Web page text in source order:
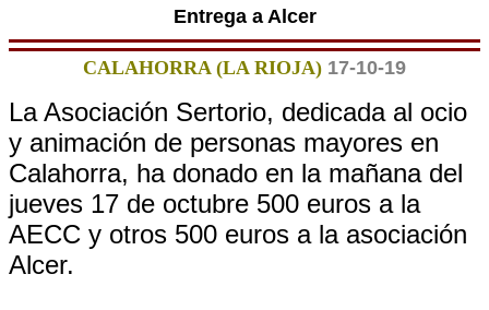
Entrega a Alcer
CALAHORRA (LA RIOJA) 17-10-19
La Asociación Sertorio, dedicada al ocio
y animación de personas mayores en
Calahorra, ha donado en la mañana del
jueves 17 de octubre 500 euros a la
AECC y otros 500 euros a la asociación
Alcer.